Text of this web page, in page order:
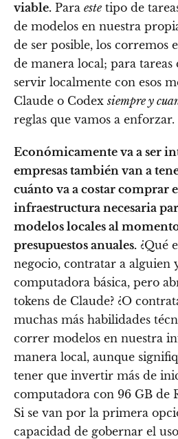
viable. Para este tipo de
de modelos en nuestra
de ser posible, los corremos
de manera local; para tareas
servir localmente con esos
Claude o Codexsiempre y
reglas que vamos a enforzar.
Económicamente va a ser
empresas también van a
cuánto va a costar comprar
infraestructura necesaria
modelos locales al
presupuestos anuales. ¿Qué
negocio, contratar a alguien
computadora básica, pero
tokens de Claude? ¿O
muchas más habilidades
correr modelos en nuestra
manera local, aunque
tener que invertir más de
computadora con 96 GB de
Si se van por la primera
capacidad de gobernar el